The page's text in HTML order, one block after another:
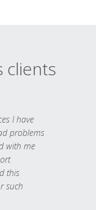
clients
I have
problems
with me
this
such